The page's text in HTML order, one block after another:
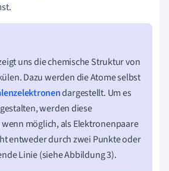
uns die chemische Struktur von
Dazu werden die Atome selbst
dargestellt. Um es
werden diese
wenn möglich, als Elektronenpaare
entweder durch zwei Punkte oder
Linie (siehe Abbildung 3).